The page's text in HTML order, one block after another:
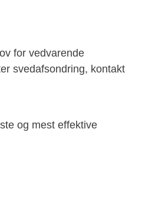
for vedvarende
svedafsondring, kontakt
og mest effektive